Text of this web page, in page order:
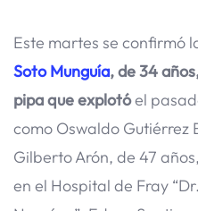
Este martes se confirmó
Soto Munguía, de 34
pipa que explotóel
como Oswaldo Gutiérrez
Gilberto Arón, de 47
en el Hospital de Fray